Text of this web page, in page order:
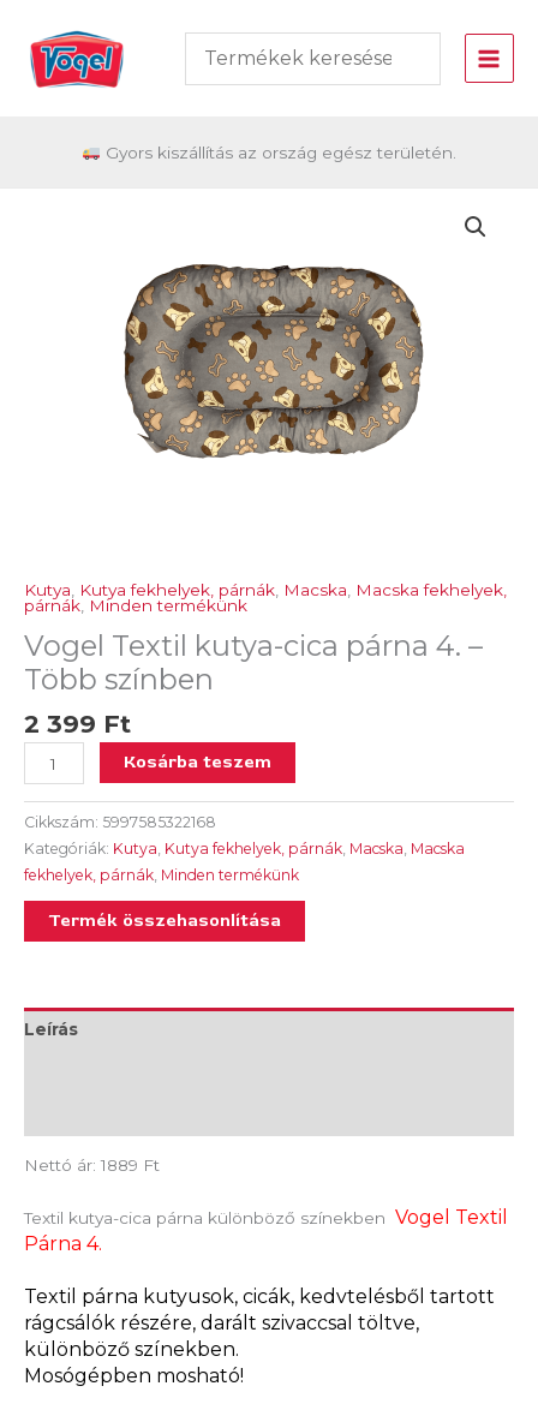
content
Gyors kiszállítás az ország egész területén.
Kutya Kutya fekhelyek, párnák Macska
Macska fekhelyek,
párnák Minden termékünk
Vogel Textil kutya-cica párna 4. –
Több színben
2 399 Ft
Kosárba teszem
Cikkszám: 5997585322168
Kategóriák: Kutya, Kutya fekhelyek, párnák, Macska, Macska
fekhelyek, párnák, Minden termékünk
Termék összehasonlítása
Leírás
Nettó ár: 1889 Ft
Textil kutya-cica párna különböző színekben Vogel Textil
Párna 4.
Textil párna kutyusok, cicák, kedvtelésből tartott
rágcsálók részére, darált szivaccsal töltve,
különböző színekben.
Mosógépben mosható!